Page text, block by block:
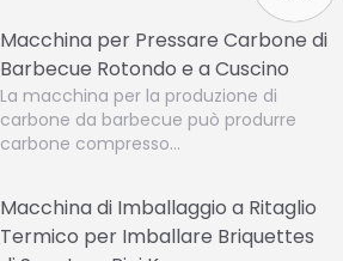
Macchina per Pressare Carbone di
Barbecue Rotondo e a Cuscino
La macchina per la produzione di
carbone da barbecue può produrre
carbone compresso…
Macchina di Imballaggio a Ritaglio
Termico per Imballare Briquettes